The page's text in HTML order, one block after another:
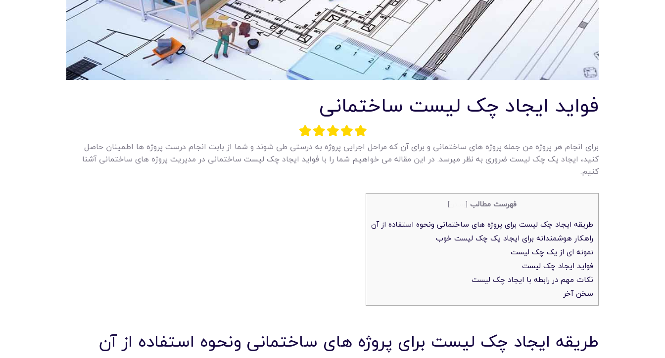
فواید ایجاد چک لیست ساختمانی
برای انجام هر پروژه من جمله پروژه های ساختمانی و برای آن که مراحل اجرایی پروژه به درستی طی شوند و شما از بابت انجام درست پروژه ها اطمینان حاصل
کنید، ایجاد یک چک لیست ضروری به نظر میرسد. در این مقاله می خواهیم شما را با فواید ایجاد چک لیست ساختمانی در مدیریت پروژه های ساختمانی آشنا
کنیم.
فهرست مطالب [ بستن]
طریقه ایجاد چک لیست برای پروژه های ساختمانی ونحوه استفاده از آن
راهکار هوشمندانه برای ایجاد یک چک لیست خوب
نمونه ای از یک چک لیست
فواید ایجاد چک لیست
نکات مهم در رابطه با ایجاد چک لیست
سخن آخر
طریقه ایجاد چک لیست برای پروژه های ساختمانی ونحوه استفاده از آن